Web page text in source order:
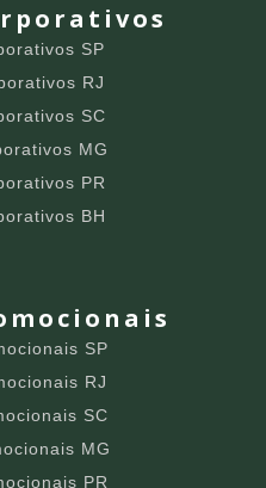
SP
RJ
SC
MG
PR
BH
SP
RJ
SC
MG
PR